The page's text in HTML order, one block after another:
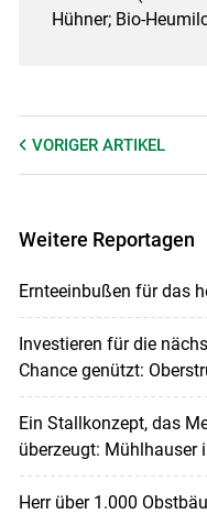
Hühner; Bio-
VORIGER ARTIKEL
Weitere Reportagen
Ernteeinbußen für das
Investieren für die
Chance genützt:
Ein Stallkonzept, das
überzeugt: Mühlhauser
Herr über 1.000